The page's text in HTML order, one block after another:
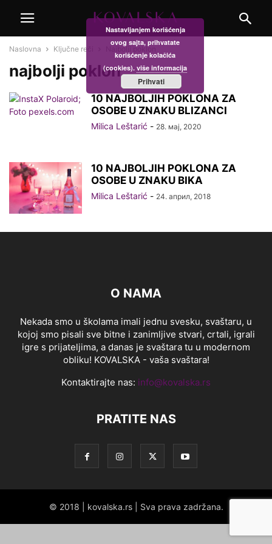
Naslovna Ključne reči Najbolji poklon
najbolji poklon
10 NAJBOLJIH POKLONA ZA
OSOBE U ZNAKU BLIZANCI
Milica Leštarić - 28. мај, 2020
10 NAJBOLJIH POKLONA ZA
OSOBE U ZNAKU BIKA
Milica Leštarić - 24. април, 2018
O NAMA
Nekada smo u školama imali jednu svesku, svaštaru, u
kojoj smo pisali sve bitne i zanimljive stvari, crtali, igrali
igre s prijateljima, a danas je svaštara tu u modernom
obliku! KOVALSKA - vaša svaštara!
Kontaktirajte nas: info@kovalska.rs
PRATITE NAS
© 2018 | kovalska.rs | Sva prava zadržana.
Nastavljanjem korišćenja
ovog sajta, prihvatate
korišćenje kolačića
(cookies). više informacija
Prihvati